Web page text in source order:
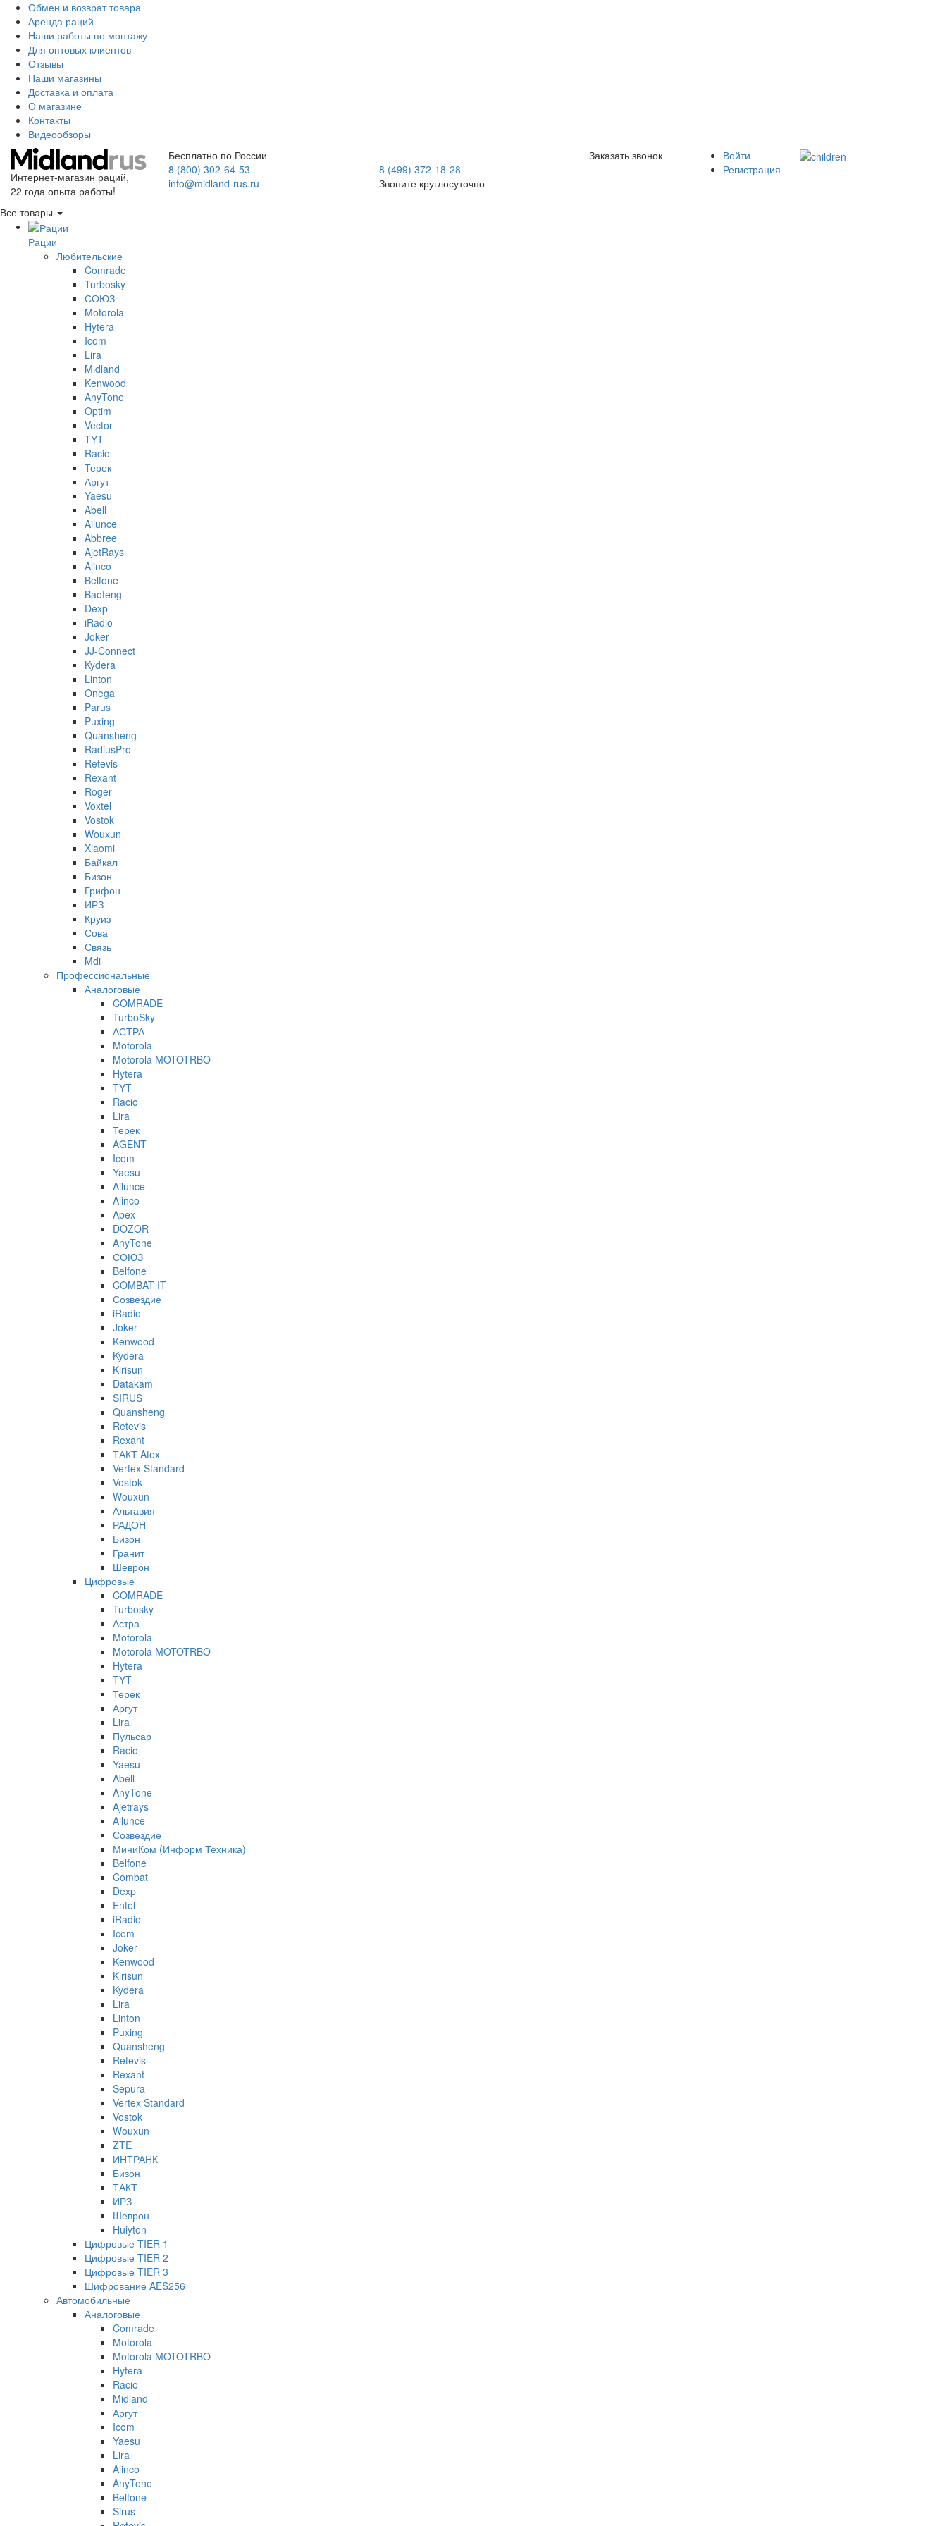
Обмен и возврат товара
Аренда раций
Наши работы по монтажу
Для оптовых клиентов
Отзывы
Наши магазины
Доставка и оплата
О магазине
Контакты
Видеообзоры
Интернет-магазин раций,
22 года опыта работы!
Бесплатно по России
8 (800) 302-64-53
info@midland-rus.ru
8 (499) 372-18-28
Звоните круглосуточно
Заказать звонок
Войти
Регистрация
Все товары
Рации
Любительские
Comrade
Turbosky
СОЮЗ
Motorola
Hytera
Icom
Lira
Midland
Kenwood
AnyTone
Optim
Vector
TYT
Racio
Терек
Аргут
Yaesu
Abell
Ailunce
Abbree
AjetRays
Alinco
Belfone
Baofeng
Dexp
iRadio
Joker
JJ-Connect
Kydera
Linton
Onega
Parus
Puxing
Quansheng
RadiusPro
Retevis
Rexant
Roger
Voxtel
Vostok
Wouxun
Xiaomi
Байкал
Бизон
Грифон
ИРЗ
Круиз
Сова
Связь
Mdi
Профессиональные
Аналоговые
COMRADE
TurboSky
АСТРА
Motorola
Motorola MOTOTRBO
Hytera
TYT
Racio
Lira
Терек
AGENT
Icom
Yaesu
Ailunce
Alinco
Apex
DOZOR
AnyTone
СОЮЗ
Belfone
COMBAT IT
Созвездие
iRadio
Joker
Kenwood
Kydera
Kirisun
Datakam
SIRUS
Quansheng
Retevis
Rexant
ТАКТ Atex
Vertex Standard
Vostok
Wouxun
Альтавия
РАДОН
Бизон
Гранит
Шеврон
Цифровые
COMRADE
Turbosky
Астра
Motorola
Motorola MOTOTRBO
Hytera
TYT
Терек
Аргут
Lira
Пульсар
Racio
Yaesu
Abell
AnyTone
Ajetrays
Ailunce
Созвездие
МиниКом (Информ Техника)
Belfone
Combat
Dexp
Entel
iRadio
Icom
Joker
Kenwood
Kirisun
Kydera
Lira
Linton
Puxing
Quansheng
Retevis
Rexant
Sepura
Vertex Standard
Vostok
Wouxun
ZTE
ИНТРАНК
Бизон
ТАКТ
ИРЗ
Шеврон
Huiyton
Цифровые TIER 1
Цифровые TIER 2
Цифровые TIER 3
Шифрование AES256
Автомобильные
Аналоговые
Comrade
Motorola
Motorola MOTOTRBO
Hytera
Racio
Midland
Аргут
Icom
Yaesu
Lira
Alinco
AnyTone
Belfone
Sirus